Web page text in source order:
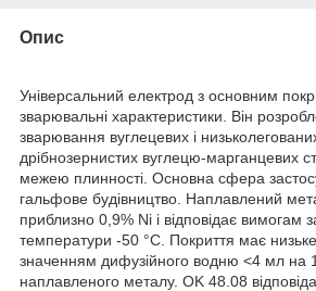
Опис
Універсальний електрод з основним
зварювальні характеристики. Він
зварювання вуглецевих і
дрібнозернистих вуглецю-марганцевих
межею плинності. Основна сфера
гальфове будівництво. Наплавлений
приблизно 0,9% Ni і відповідає вимогам
температури -50 °C. Покриття має
значенням дифузійного водню <4 мл на
наплавленого металу. OK 48.08